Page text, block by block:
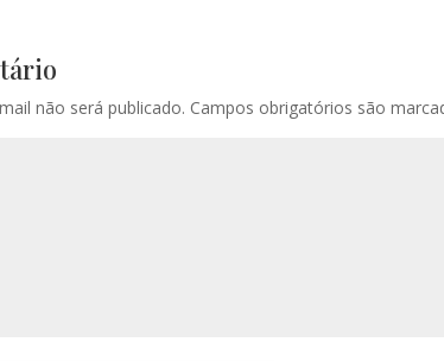
não será publicado. Campos obrigatórios são